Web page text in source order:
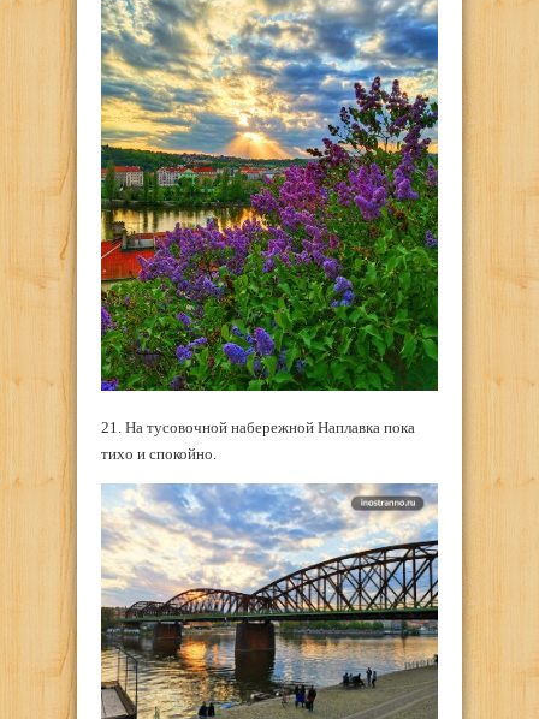
21. На тусовочной набережной Наплавка пока
тихо и спокойно.